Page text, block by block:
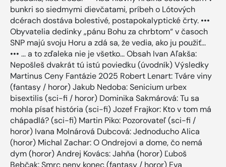
bunkri so siedmymi dievčatami, príbeh o Lótových
dcérach dostáva bolestivé, postapokalyptické črty. •••
Obyvatelia dedinky „pánu Bohu za chrbtom“ v časoch
SNP majú svoju Horu a zdá sa, že vedia, ako ju použiť...
••• ... a to zďaleka nie je všetko... Obsah Ivan Aľakša:
Nepošleš dvakrát tú istú poviedku (úvodník) Výsledky
Martinus Ceny Fantázie 2025 Robert Lenart: Tváre viny
(fantasy / horor) Jakub Nedoba: Senicium urbex
bisextilis (sci-fi / horor) Dominika Sakmárová: Tu sa
mohla písať história (sci-fi) Jozef Frajkor: Kto v tom má
chápadlá? (sci-fi) Martin Piko: Pozorovateľ (sci-fi /
horor) Ivana Molnárová Dubcová: Jednoducho Alica
(horor) Michal Zachar: O Ondrejovi a dome, čo nemá
dym (horor) Andrej Kovács: Jahňa (horor) Ľuboš
Bebčak: Smrc neny konec (fantasy / horor) Eva